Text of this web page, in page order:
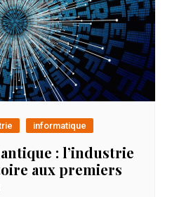
informatique
: l’industrie
aux premiers